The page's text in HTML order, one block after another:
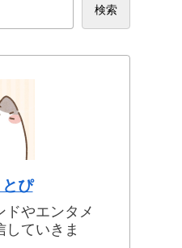
検索
ぴ
ドやエンタメ
していきま